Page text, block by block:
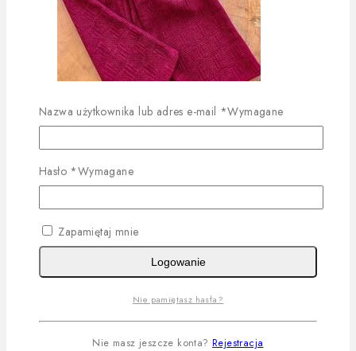
Quick View Dowiedz Się Więcej
Komplet COCO bordo
Nazwa użytkownika lub adres e-mail *Wymagane
Hasło *Wymagane
Zapamiętaj mnie
Logowanie
Nie pamiętasz hasła?
Nie masz jeszcze konta? Rejestracja